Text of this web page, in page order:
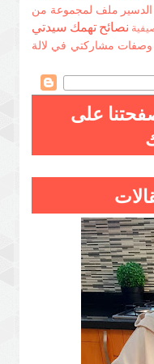
ملف لمجموعة من
نصائح تهمك سيدتي
وصفات مشاركتي في لالة
على